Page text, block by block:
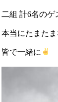
二組 計6名の
本当にたまた
皆で一緒に